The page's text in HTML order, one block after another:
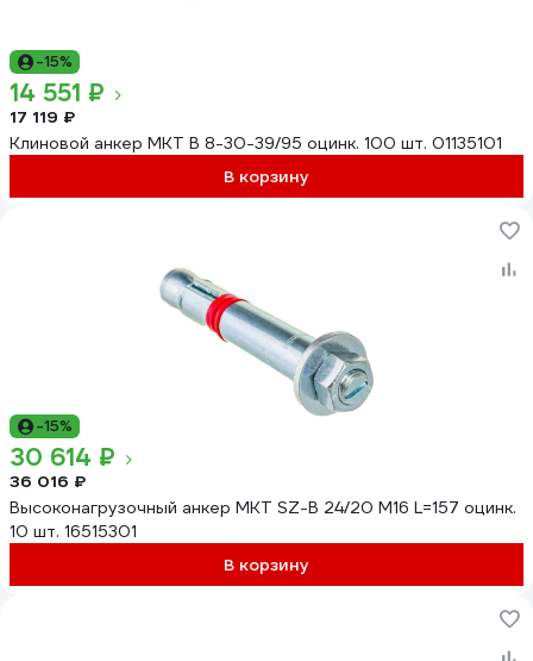
-15%
14 551 ₽
17 119 ₽
Клиновой анкер MKT B 8-30-39/95 оцинк. 100 шт. 01135101
В корзину
-15%
30 614 ₽
36 016 ₽
Высоконагрузочный анкер MKT SZ-B 24/20 М16 L=157 оцинк.
10 шт. 16515301
В корзину